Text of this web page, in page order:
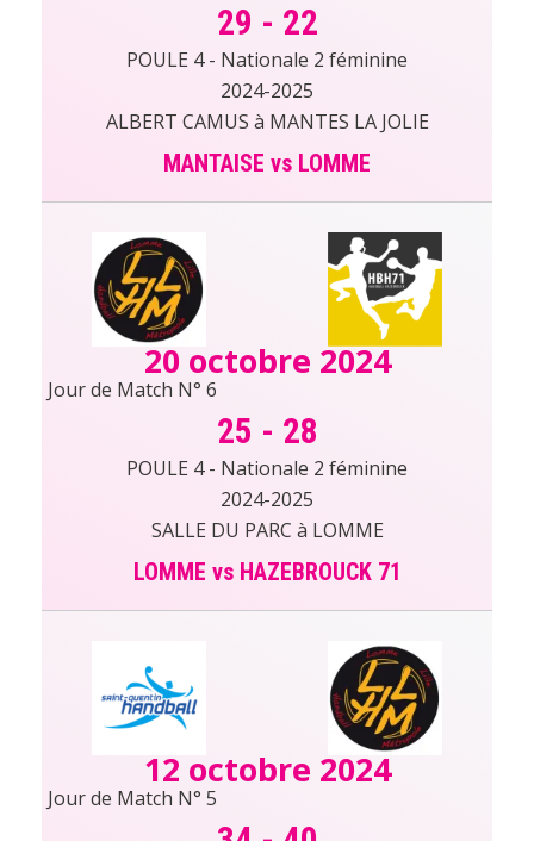
29 - 22
POULE 4 - Nationale 2 féminine
2024-2025
ALBERT CAMUS à MANTES LA JOLIE
MANTAISE vs LOMME
20 octobre 2024
Jour de Match N° 6
25 - 28
POULE 4 - Nationale 2 féminine
2024-2025
SALLE DU PARC à LOMME
LOMME vs HAZEBROUCK 71
12 octobre 2024
Jour de Match N° 5